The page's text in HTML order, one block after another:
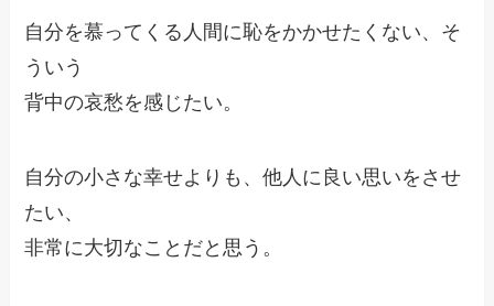
自分を慕ってくる人間に恥をかかせたくない、そ
ういう
背中の哀愁を感じたい。
自分の小さな幸せよりも、他人に良い思いをさせ
たい、
非常に大切なことだと思う。